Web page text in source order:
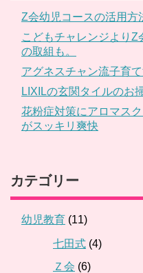
Z会幼児コースの活用方
こどもチャレンジより
の取組も。
アグネスチャン流子育
LIXILの玄関タイルのお
花粉症対策にアロマス
がスッキリ爽快
カテゴリー
幼児教育 (11)
七田式 (4)
Ｚ会 (6)